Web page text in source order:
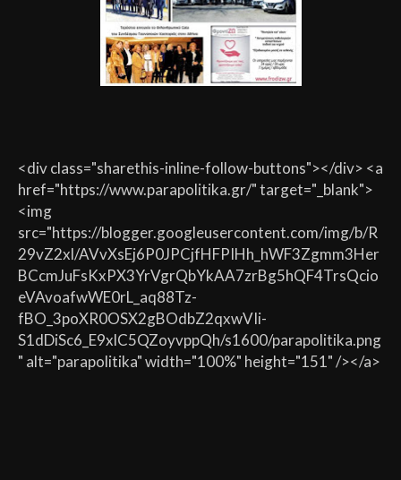
<div class="sharethis-inline-follow-buttons"></div> <a
href="https://www.parapolitika.gr/" target="_blank">
<img
src="https://blogger.googleusercontent.com/img/b/R
29vZ2xl/AVvXsEj6P0JPCjfHFPIHh_hWF3Zgmm3Her
BCcmJuFsKxPX3YrVgrQbYkAA7zrBg5hQF4TrsQcio
eVAvoafwWE0rL_aq88Tz-
fBO_3poXR0OSX2gBOdbZ2qxwVIi-
S1dDiSc6_E9xlC5QZoyvppQh/s1600/parapolitika.png
" alt="parapolitika" width="100%" height="151" /></a>